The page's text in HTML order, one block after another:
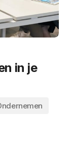
in je